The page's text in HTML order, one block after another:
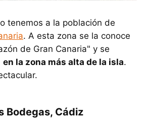
tenemos a la población de
. A esta zona se la conoce
de Gran Canaria" y se
en la zona más alta de la isla.
Bodegas, Cádiz